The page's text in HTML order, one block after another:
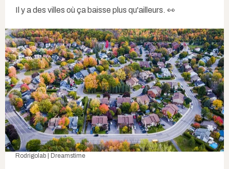
Il y a des villes où ça baisse plus qu'ailleurs. 👀
Rodrigolab | Dreamstime